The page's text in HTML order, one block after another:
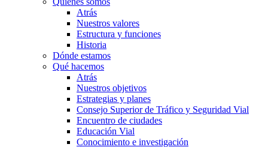
Atrás
Nuestros valores
Estructura y funciones
Historia
Dónde estamos
Qué hacemos
Atrás
Nuestros objetivos
Estrategias y planes
Consejo Superior de Tráfico y Seguridad Vial
Encuentro de ciudades
Educación Vial
Conocimiento e investigación